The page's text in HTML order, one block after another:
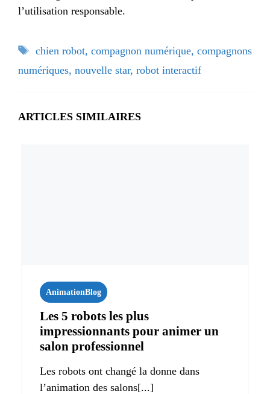
l’utilisation responsable.
Étiquettes
chien robot, compagnon numérique, compagnons
numériques, nouvelle star, robot interactif
ARTICLES SIMILAIRES
AnimationBlog
Les 5 robots les plus
impressionnants pour animer un
salon professionnel
Les robots ont changé la donne dans
l’animation des salons[...]